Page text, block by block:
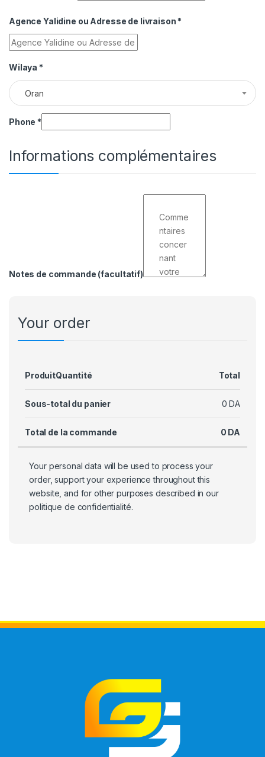
Agence Yalidine ou Adresse de livraison *
Wilaya *
Oran
Phone *
Informations complémentaires
Notes de commande (facultatif)
Your order
ProduitQuantité Total
Sous-total du panier 0 DA
Total de la commande 0 DA
Your personal data will be used to process your
order, support your experience throughout this
website, and for other purposes described in our
politique de confidentialité.